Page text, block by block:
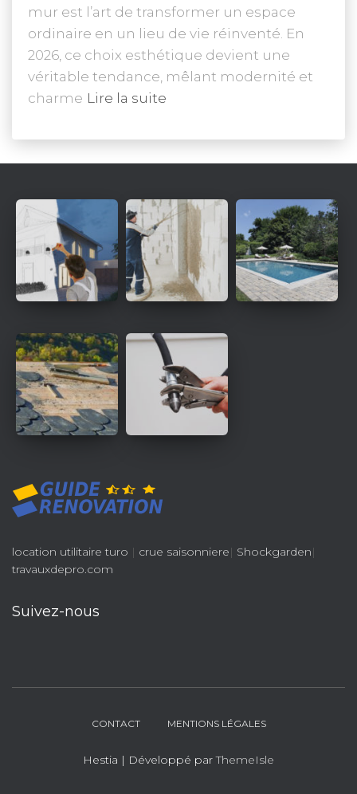
mur est l’art de transformer un espace
ordinaire en un lieu de vie réinventé. En
2026, ce choix esthétique devient une
véritable tendance, mêlant modernité et
charme Lire la suite
location utilitaire turo | crue saisonniere| Shockgarden|
travauxdepro.com
Suivez-nous
CONTACT MENTIONS LÉGALES
Hestia | Développé parThemeIsle